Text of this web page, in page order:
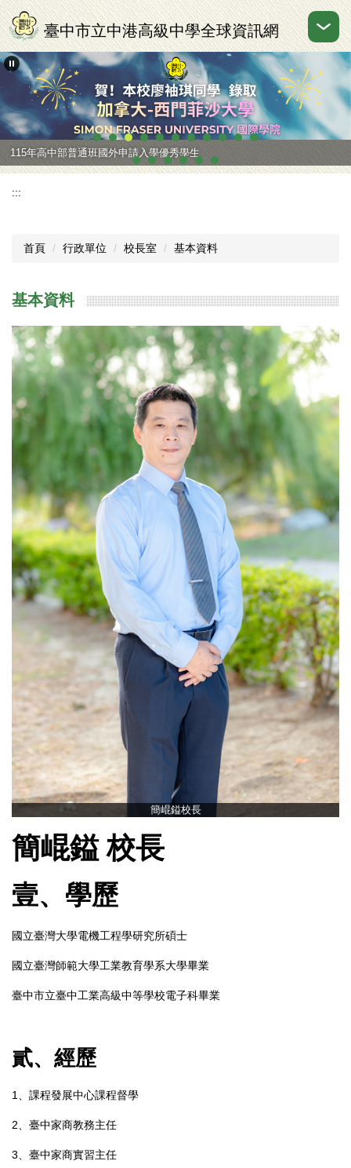
跳
到
主
要
區
臺中市立中港高級中學全球資訊網
115年高中部普通班國外申請入學優秀學生
:::
首頁 行政單位 校長室 基本資料
基本資料
簡崐鎰校長
簡崐鎰 校長
壹、學歷
國立臺灣大學電機工程學研究所碩士
國立臺灣師範大學工業教育學系大學畢業
臺中市立臺中工業高級中等學校電子科畢業
貳、經歷
1、課程發展中心課程督學
2、臺中家商教務主任
3、臺中家商實習主任